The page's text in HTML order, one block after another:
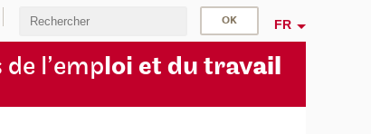
FR
l’emploi et du travail